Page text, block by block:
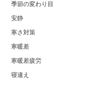
季節の変わり目
安静
寒さ対策
寒暖差
寒暖差疲労
寝違え